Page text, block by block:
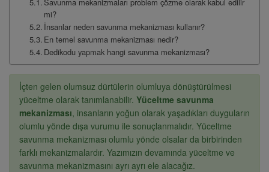
mi?
İnsanlar neden savunma mekanizması kullanır?
En temel savunma mekanizması nedir?
Dedikodu yapmak hangi savunma mekanizması?
İçten gelen olumsuz dürtülerin olumluya dönüştürülmesi
yüceltme olarak tanımlanabilir. Yüceltme savunma
mekanizması, insanların yoğun olarak yaşadıkları duyguların
olumlu yönde dışa vurumu ile sonuçlanmalıdır. Yüceltme
savunma mekanizması olumlu yönde olsalar da birbirinden
farklı mekanizmalardır. Yazımızın devamında yüceltme ve
savunma mekanizmasını ayrı ayrı ele alacağız.